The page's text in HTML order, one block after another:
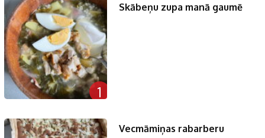
1
Skābeņu zupa manā gaumē
Vecmāmiņas rabarberu